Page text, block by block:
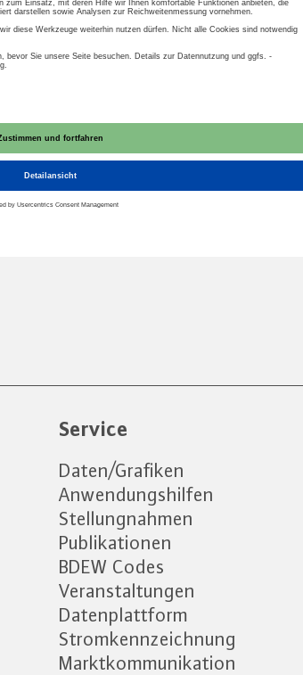
Service
Daten/Grafiken
Anwendungshilfen
Stellungnahmen
Publikationen
BDEW Codes
Veranstaltungen
Datenplattform
Stromkennzeichnung
Marktkommunikation